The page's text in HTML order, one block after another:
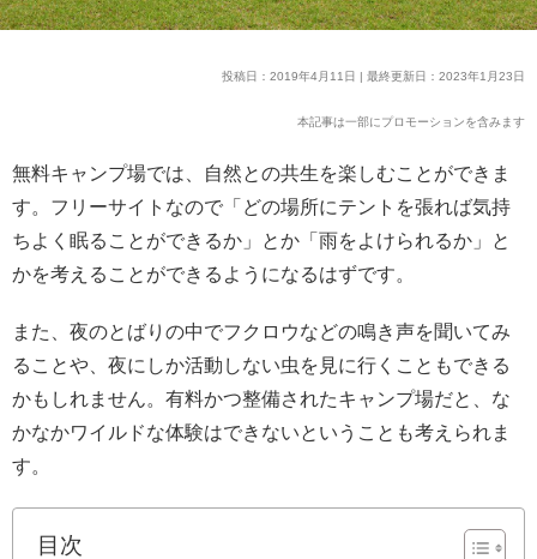
投稿日：2019年4月11日 | 最終更新日：2023年1月23日
本記事は一部にプロモーションを含みます
無料キャンプ場では、自然との共生を楽しむことができま
す。フリーサイトなので「どの場所にテントを張れば気持
ちよく眠ることができるか」とか「雨をよけられるか」と
かを考えることができるようになるはずです。
また、夜のとばりの中でフクロウなどの鳴き声を聞いてみ
ることや、夜にしか活動しない虫を見に行くこともできる
かもしれません。有料かつ整備されたキャンプ場だと、な
かなかワイルドな体験はできないということも考えられま
す。
目次